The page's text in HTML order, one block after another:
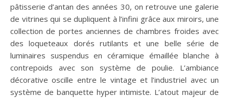
pâtisserie d’antan des années 30, on retrouve une galerie
de vitrines qui se dupliquent à l’infini grâce aux miroirs, une
collection de portes anciennes de chambres froides avec
des loqueteaux dorés rutilants et une belle série de
luminaires suspendus en céramique émaillée blanche à
contrepoids avec son système de poulie. L’ambiance
décorative oscille entre le vintage et l’industriel avec un
système de banquette hyper intimiste. L’atout majeur de